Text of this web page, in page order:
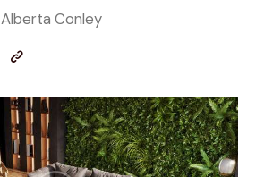
Alberta Conley